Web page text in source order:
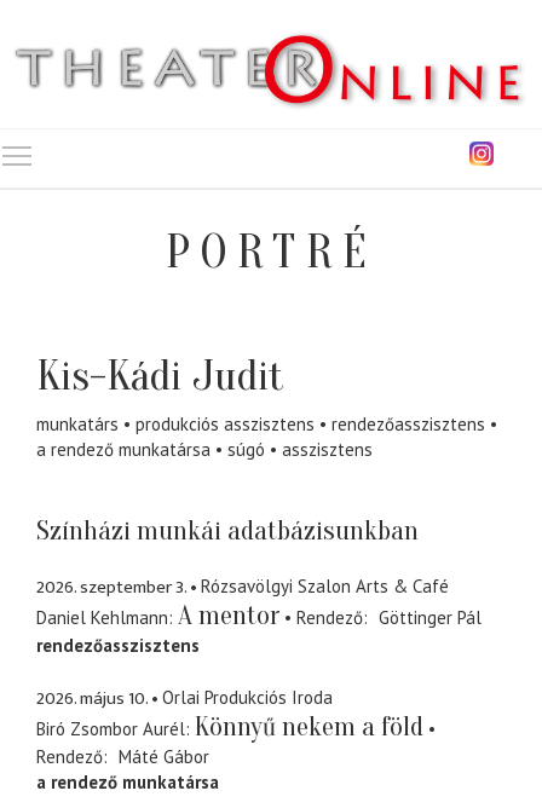
PORTRÉ
Kis-Kádi Judit
munkatárs produkciós asszisztens
rendezőasszisztens
a rendező munkatársa
súgó asszisztens
Színházi munkái adatbázisunkban
2026. szeptember 3.
Rózsavölgyi Szalon Arts & Café
Daniel Kehlmann A mentor Rendező
Göttinger Pál
rendezőasszisztens
2026. május 10.
Orlai Produkciós Iroda
Biró Zsombor Aurél Könnyű nekem a föld
Rendező
Máté Gábor
a rendező munkatársa